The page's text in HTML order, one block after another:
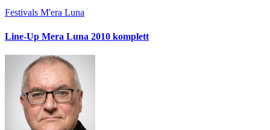
Festivals M'era Luna
Line-Up Mera Luna 2010 komplett